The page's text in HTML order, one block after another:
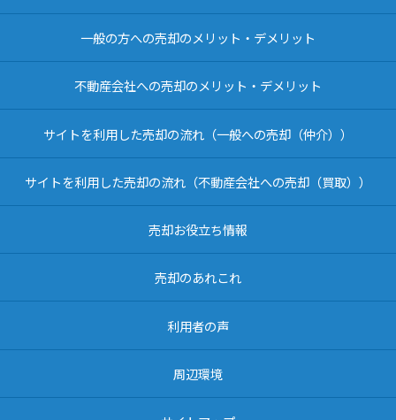
一般の方への売却のメリット・デメリット
不動産会社への売却のメリット・デメリット
サイトを利用した売却の流れ（一般への売却（仲介））
サイトを利用した売却の流れ（不動産会社への売却（買取））
売却お役立ち情報
売却のあれこれ
利用者の声
周辺環境